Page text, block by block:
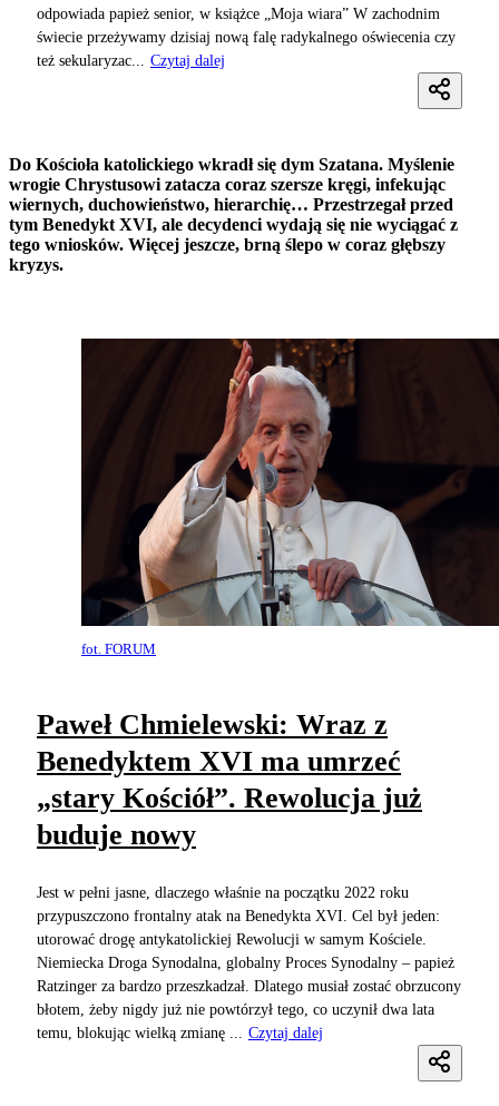
odpowiada papież senior, w książce „Moja wiara” W zachodnim
świecie przeżywamy dzisiaj nową falę radykalnego oświecenia czy
też sekularyzac...
Czytaj dalej
Do Kościoła katolickiego wkradł się dym Szatana. Myślenie
wrogie Chrystusowi zatacza coraz szersze kręgi, infekując
wiernych, duchowieństwo, hierarchię… Przestrzegał przed
tym Benedykt XVI, ale decydenci wydają się nie wyciągać z
tego wniosków. Więcej jeszcze, brną ślepo w coraz głębszy
kryzys.
fot. FORUM
Paweł Chmielewski: Wraz z
Benedyktem XVI ma umrzeć
„stary Kościół”. Rewolucja już
buduje nowy
Jest w pełni jasne, dlaczego właśnie na początku 2022 roku
przypuszczono frontalny atak na Benedykta XVI. Cel był jeden:
utorować drogę antykatolickiej Rewolucji w samym Kościele.
Niemiecka Droga Synodalna, globalny Proces Synodalny – papież
Ratzinger za bardzo przeszkadzał. Dlatego musiał zostać obrzucony
błotem, żeby nigdy już nie powtórzył tego, co uczynił dwa lata
temu, blokując wielką zmianę ... Czytaj dalej